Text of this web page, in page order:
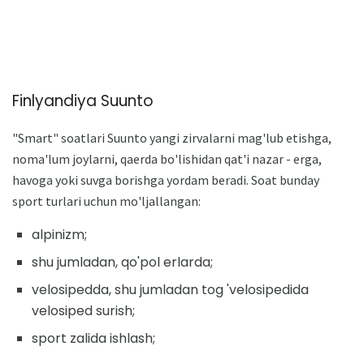
Finlyandiya Suunto
"Smart" soatlari Suunto yangi zirvalarni mag'lub etishga,
noma'lum joylarni, qaerda bo'lishidan qat'i nazar - erga,
havoga yoki suvga borishga yordam beradi. Soat bunday
sport turlari uchun mo'ljallangan:
alpinizm;
shu jumladan, qo'pol erlarda;
velosipedda, shu jumladan tog 'velosipedida
velosiped surish;
sport zalida ishlash;